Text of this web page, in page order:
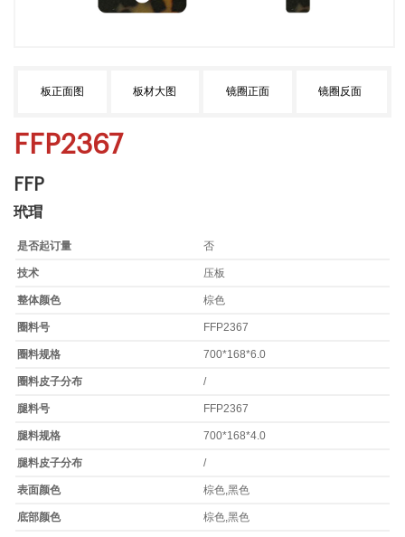
板正面图 板材大图 镜圈正面 镜圈反面
FFP2367
FFP
玳瑁
是否起订量 否
技术 压板
整体颜色 棕色
圈料号 FFP2367
圈料规格 700*168*6.0
圈料皮子分布 /
腿料号 FFP2367
腿料规格 700*168*4.0
腿料皮子分布 /
表面颜色 棕色,黑色
底部颜色 棕色,黑色